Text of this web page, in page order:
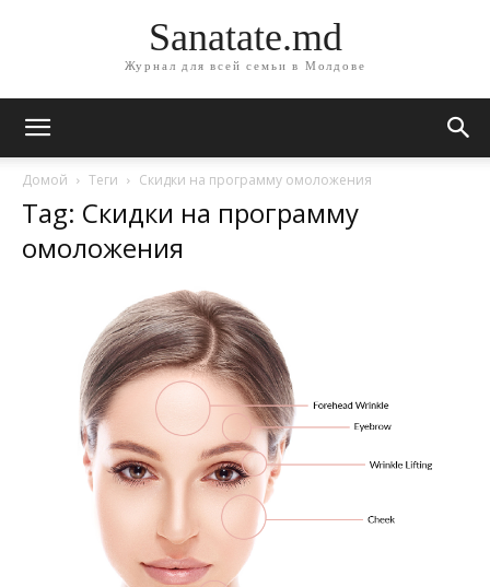
Sanatate.md
Журнал для всей семьи в Молдове
Домой Теги Скидки на программу омоложения
Tag: Скидки на программу
омоложения